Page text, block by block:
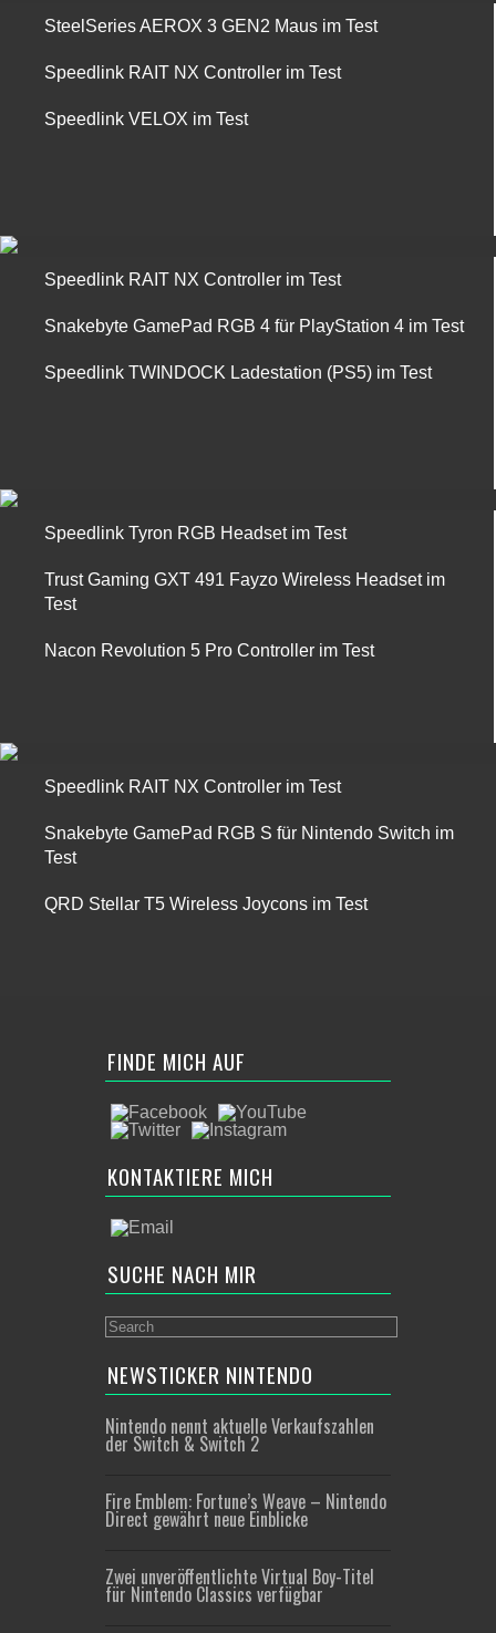
SteelSeries AEROX 3 GEN2 Maus im Test
Speedlink RAIT NX Controller im Test
Speedlink VELOX im Test
Speedlink RAIT NX Controller im Test
Snakebyte GamePad RGB 4 für PlayStation 4 im Test
Speedlink TWINDOCK Ladestation (PS5) im Test
Speedlink Tyron RGB Headset im Test
Trust Gaming GXT 491 Fayzo Wireless Headset im
Test
Nacon Revolution 5 Pro Controller im Test
Speedlink RAIT NX Controller im Test
Snakebyte GamePad RGB S für Nintendo Switch im
Test
QRD Stellar T5 Wireless Joycons im Test
FINDE MICH AUF
KONTAKTIERE MICH
SUCHE NACH MIR
NEWSTICKER NINTENDO
Nintendo nennt aktuelle Verkaufszahlen
der Switch & Switch 2
Fire Emblem: Fortune’s Weave – Nintendo
Direct gewährt neue Einblicke
Zwei unveröffentlichte Virtual Boy-Titel
für Nintendo Classics verfügbar